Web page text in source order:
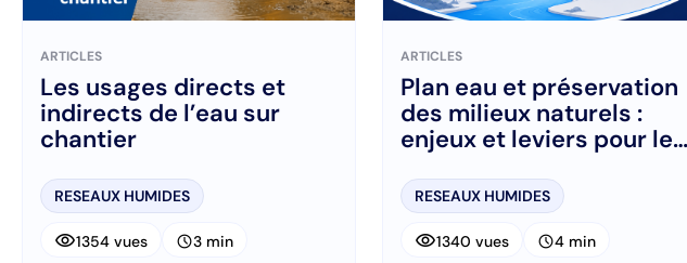
ARTICLES
Les usages directs et
indirects de l’eau sur
chantier
RESEAUX HUMIDES
visibility1354 vues schedule3 min
ARTICLES
Plan eau et préservation
des milieux naturels :
enjeux et leviers pour les
RESEAUX HUMIDES
visibility1340 vues schedule4 min